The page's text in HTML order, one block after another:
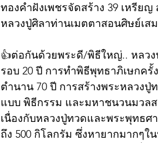
ทองคำฝังเพชรจัดสร้าง 39 เหรีย
หลวงปู่ศิลาท่านเมตตาสอนศิษย์เ
👍ต่อกันด้วยพระดี/พิธีใหญ่.. หลว
รอบ 20 ปี การทำพิธีพุทธาภิเษกค
ตำนาน 70 ปี การสร้างพระหลวง
แบบ พิธีกรรม และมหาชนวนมวล
เนื่องกับหลวงปู่ทวดและพระพุทธศ
ถึง 500 กิโลกรัม ซึ่งหายากมากๆ